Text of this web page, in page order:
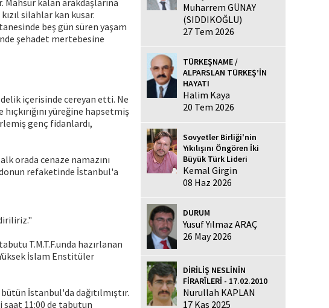
silahlar kan kusar.
beş gün süren yaşam
şehadet mertebesine
içerisinde cereyan etti. Ne
yüreğine hapsetmiş
genç fidanlardı,
orada cenaze namazını
refaketinde İstanbul'a
T.M.T.F.unda hazırlanan
İslam Enstitüler
İstanbul'da dağıtılmıştır.
11:00 de tabutun
Muharrem GÜNAY
(SIDDIKOĞLU)
27 Tem 2026
TÜRKEŞNAME /
ALPARSLAN TÜRKEŞ’İN
HAYATI
Halim Kaya
20 Tem 2026
Sovyetler Birliği'nin
Yıkılışını Öngören İki
Büyük Türk Lideri
Kemal Girgin
08 Haz 2026
DURUM
Yusuf Yılmaz ARAÇ
26 May 2026
DİRİLİŞ NESLİNİN
FİRARÎLERİ - 17.02.2010
Nurullah KAPLAN
17 Kas 2025